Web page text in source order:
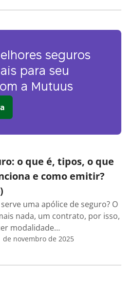
seguros
para seu
a Mutuus
o que é, tipos, o que
e como emitir?
uma apólice de seguro? O
nada, um contrato, por isso,
modalidade…
de novembro de 2025